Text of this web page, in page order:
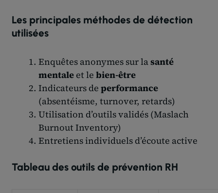
Les principales méthodes de détection
utilisées
Enquêtes anonymes sur lasanté
mentaleet le bien-être
Indicateurs de performance
(absentéisme, turnover, retards)
Utilisation d’outils validés (Maslach
Burnout Inventory)
Entretiens individuels d’écoute active
Tableau des outils de prévention RH